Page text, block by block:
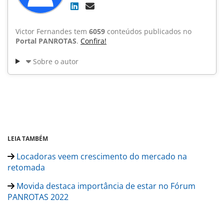
Victor Fernandes tem 6059 conteúdos publicados no
Portal PANROTAS. Confira!
Sobre o autor
LEIA TAMBÉM
Locadoras veem crescimento do mercado na
retomada
Movida destaca importância de estar no Fórum
PANROTAS 2022